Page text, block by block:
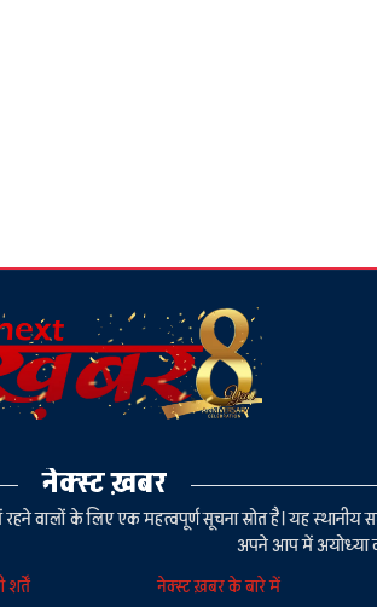
नेक्स्ट ख़बर
वालों के लिए एक महत्वपूर्ण सूचना स्रोत है। यह स्थानीय
अपने आप में अयोध्या
शर्तें नेक्स्ट ख़बर के बारे में